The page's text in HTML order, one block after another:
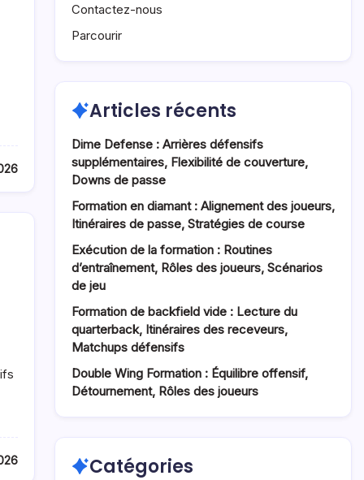
Contactez-nous
Parcourir
Articles récents
Dime Defense : Arrières défensifs
supplémentaires, Flexibilité de couverture,
Downs de passe
Formation en diamant : Alignement des joueurs,
Itinéraires de passe, Stratégies de course
Exécution de la formation : Routines
d’entraînement, Rôles des joueurs, Scénarios
de jeu
Formation de backfield vide : Lecture du
quarterback, Itinéraires des receveurs,
Matchups défensifs
Double Wing Formation : Équilibre offensif,
Détournement, Rôles des joueurs
Catégories